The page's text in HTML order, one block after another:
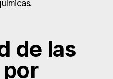
La dermis regula la
sudoríparas y